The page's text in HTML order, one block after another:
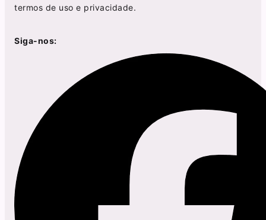
termos de uso e privacidade.
Siga-nos: